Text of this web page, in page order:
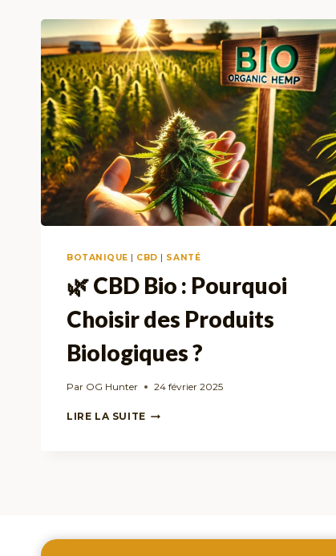
BOTANIQUE CBD SANTÉ
🌿 CBD Bio : Pourquoi
Choisir des Produits
Biologiques ?
Par OG Hunter 24 février 2025
LIRE LA SUITE🌿